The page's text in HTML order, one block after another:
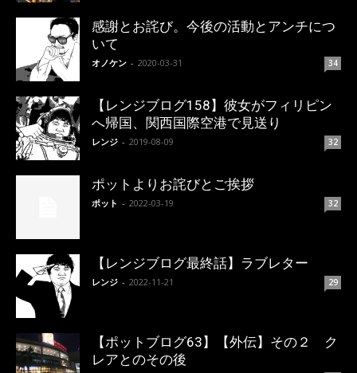
感謝とお詫び。今後の活動とアンチにつ
いて
オノケン - 2020-03-31 34
【レンジブログ158】彼女がフィリピン
へ帰国、関西国際空港で見送り
レンジ - 2019-08-09 32
ポットよりお詫びとご挨拶
ポット - 2022-03-19 32
【レンジブログ最終話】ラブレター
レンジ - 2022-11-21 29
【ポットブログ63】【外伝】その２ ク
レアとのその後